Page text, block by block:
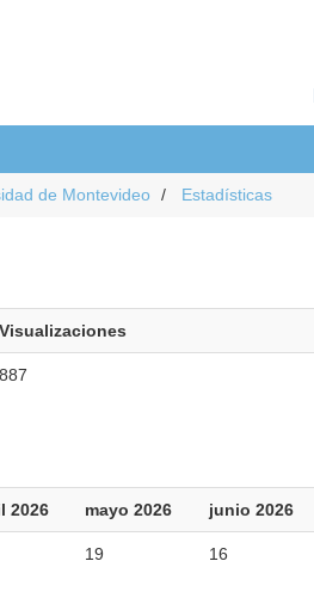
de Montevideo Estadísticas
Visualizaciones
887
2026 mayo 2026 junio 2026
19 16